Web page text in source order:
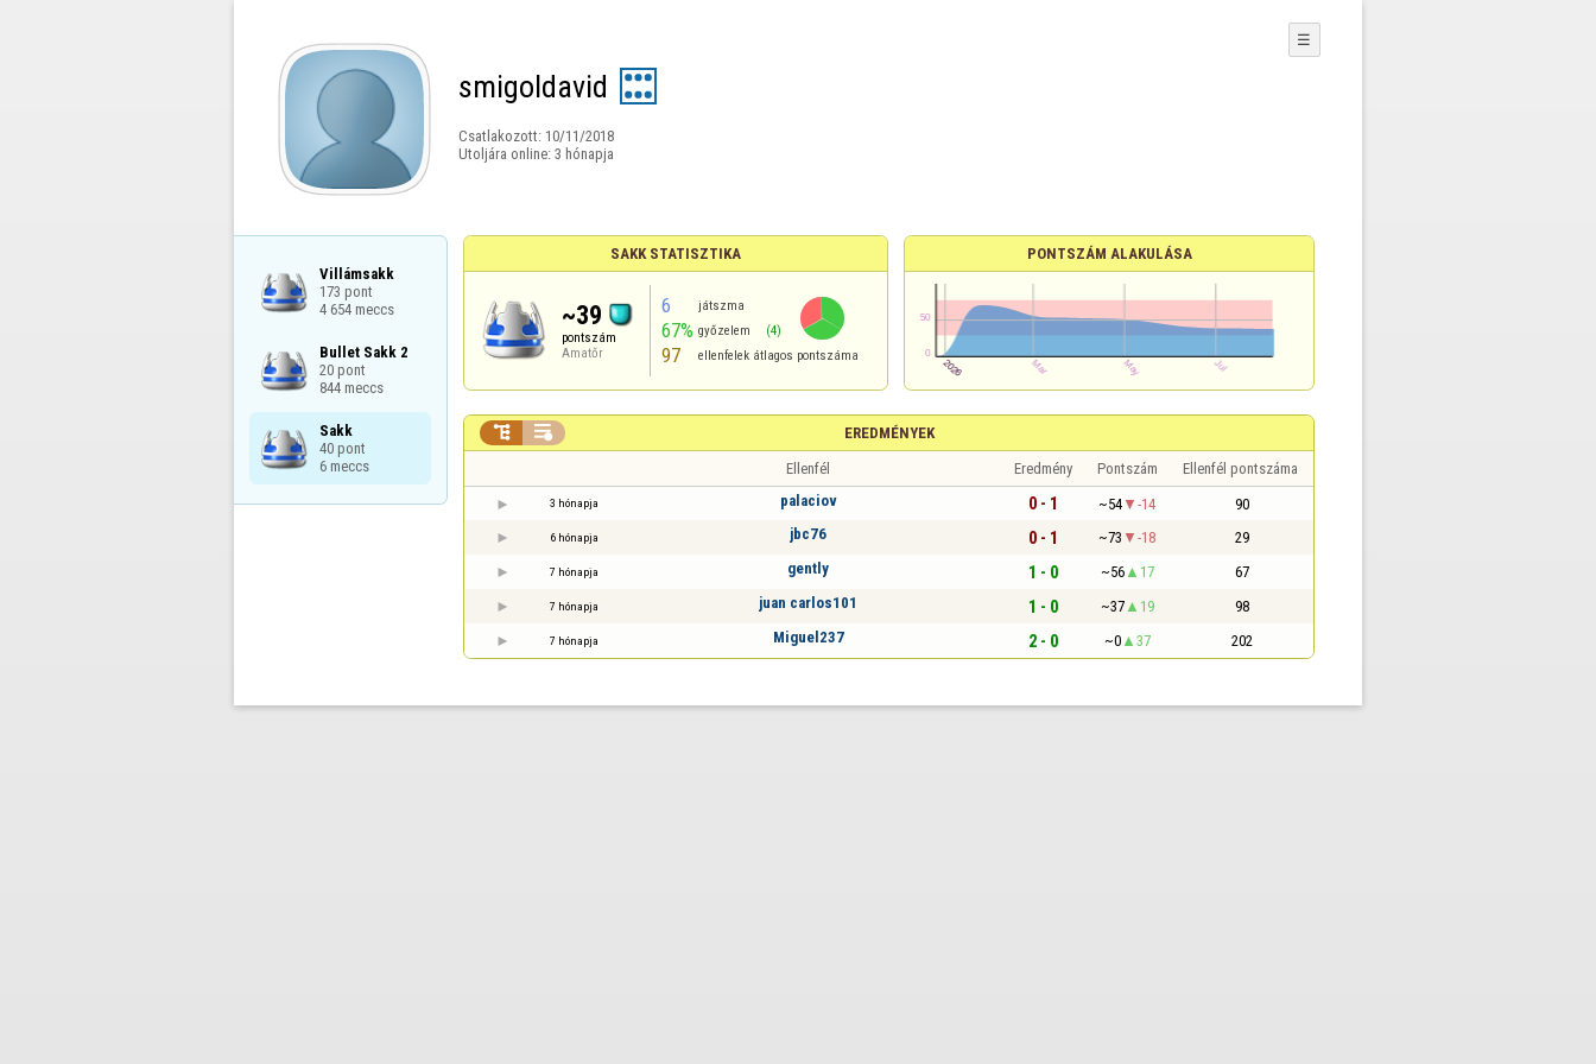
smigoldavid
Csatlakozott: 10/11/2018
Utoljára online: 3 hónapja
☰
Villámsakk
173 pont
4 654 meccs
Bullet Sakk 2
20 pont
844 meccs
Sakk
40 pont
6 meccs
SAKK STATISZTIKA
~39
pontszám
Amatőr
6 játszma
67% győzelem (4)
97 ellenfelek átlagos pontszáma
PONTSZÁM ALAKULÁSA
EREDMÉNYEK
 
Ellenfél Eredmény Pontszám Ellenfél pontszáma
3 hónapja palaciov 0 - 1 ~54 -14 90
6 hónapja jbc76 0 - 1 ~73 -18 29
7 hónapja gently 1 - 0 ~56 17 67
7 hónapja juan carlos101 1 - 0 ~37 19 98
7 hónapja Miguel237 2 - 0 ~0 37 202